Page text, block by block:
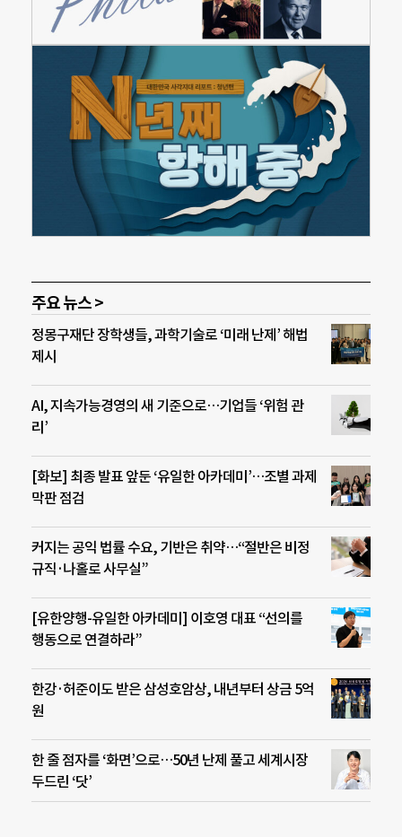
주요 뉴스 >
정몽구재단 장학생들, 과학기술로 ‘미래 난제’ 해법
제시
AI, 지속가능경영의 새 기준으로…기업들 ‘위험 관
리’
[화보] 최종 발표 앞둔 ‘유일한 아카데미’…조별 과제
막판 점검
커지는 공익 법률 수요, 기반은 취약…“절반은 비정
규직·나홀로 사무실”
[유한양행-유일한 아카데미] 이호영 대표 “선의를
행동으로 연결하라”
한강·허준이도 받은 삼성호암상, 내년부터 상금 5억
원
한 줄 점자를 ‘화면’으로…50년 난제 풀고 세계시장
두드린 ‘닷’